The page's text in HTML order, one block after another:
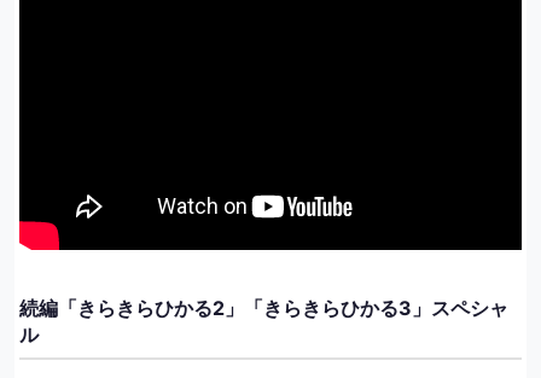
続編「きらきらひかる2」「きらきらひかる3」スペシャ
ル